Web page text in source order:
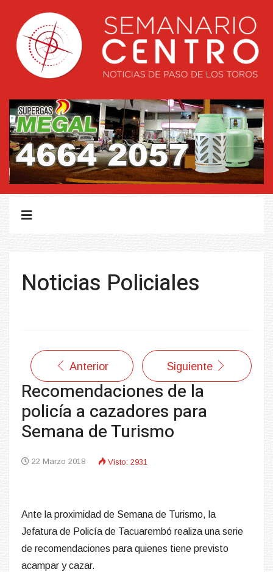
Noticias Policiales
Anterior Siguiente
Recomendaciones de la
policía a cazadores para
Semana de Turismo
22 Marzo 2018 Visto: 2931
Ante la proximidad de Semana de Turismo, la
Jefatura de Policía de Tacuarembó realiza una serie
de recomendaciones para quienes tiene previsto
acampar y cazar.